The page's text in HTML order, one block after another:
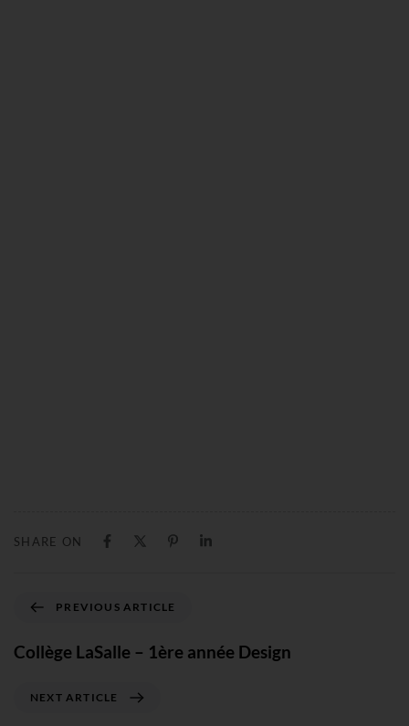
SHARE ON
PREVIOUS ARTICLE
Collège LaSalle – 1ère année Design
NEXT ARTICLE